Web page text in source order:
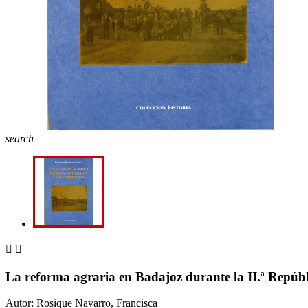
search
 
La reforma agraria en Badajoz durante la II.ª
Autor: Rosique Navarro, Francisca